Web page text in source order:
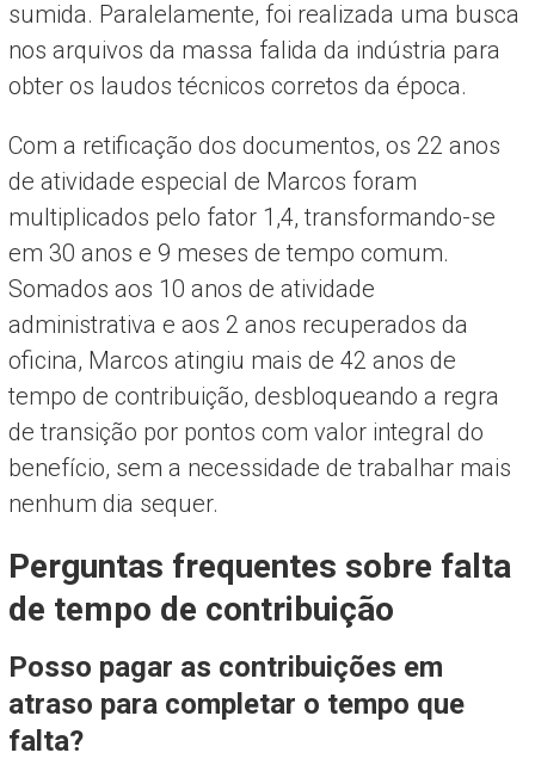
sumida. Paralelamente, foi realizada uma busca
nos arquivos da massa falida da indústria para
obter os laudos técnicos corretos da época.
Com a retificação dos documentos, os 22 anos
de atividade especial de Marcos foram
multiplicados pelo fator 1,4, transformando-se
em 30 anos e 9 meses de tempo comum.
Somados aos 10 anos de atividade
administrativa e aos 2 anos recuperados da
oficina, Marcos atingiu mais de 42 anos de
tempo de contribuição, desbloqueando a regra
de transição por pontos com valor integral do
benefício, sem a necessidade de trabalhar mais
nenhum dia sequer.
Perguntas frequentes sobre falta
de tempo de contribuição
Posso pagar as contribuições em
atraso para completar o tempo que
falta?